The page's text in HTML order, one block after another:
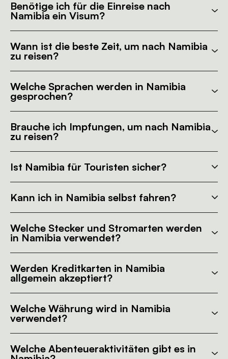
Benötige ich für die Einreise nach
Namibia ein Visum?
Wann ist die beste Zeit, um nach Namibia
zu reisen?
Welche Sprachen werden in Namibia
gesprochen?
Brauche ich Impfungen, um nach Namibia
zu reisen?
Ist Namibia für Touristen sicher?
Kann ich in Namibia selbst fahren?
Welche Stecker und Stromarten werden
in Namibia verwendet?
Werden Kreditkarten in Namibia
allgemein akzeptiert?
Welche Währung wird in Namibia
verwendet?
Welche Abenteueraktivitäten gibt es in